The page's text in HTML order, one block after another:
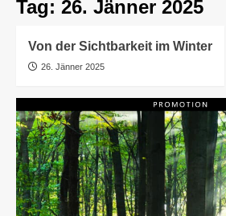
Tag: 26. Jänner 2025
Von der Sichtbarkeit im Winter
26. Jänner 2025